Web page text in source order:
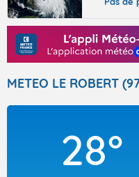
METEO LE ROBERT
28°